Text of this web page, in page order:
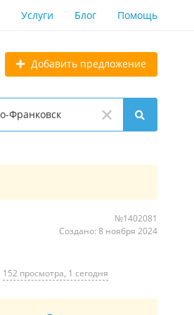
Услуги Блог Помощь
Добавить предложение
№1402081
Создано: 8 ноября 2024
152 просмотра, 1 сегодня